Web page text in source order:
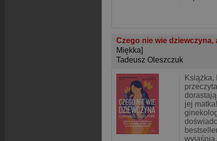
Czego nie wie
Miękka]
Tadeusz Oleszczuk
Książka,
jej